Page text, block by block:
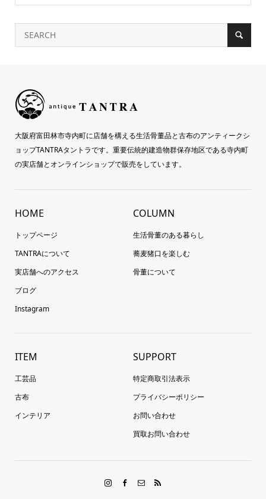
大阪府富田林市寺内町に店舗を構える生活骨董品と古布のアンティークシ
ョップTANTRAタントラです。重要伝統的建造物群保存地区である寺内町
の実店舗とオンラインショップで販売をしています。
HOME
トップページ
TANTRAについて
実店舗へのアクセス
ブログ
Instagram
COLUMN
生活骨董のある暮らし
蕎麦猪口を楽しむ
骨董について
ITEM
工芸品
古布
インテリア
SUPPORT
特定商取引法表示
プライバシーポリシー
お問い合わせ
買取お問い合わせ